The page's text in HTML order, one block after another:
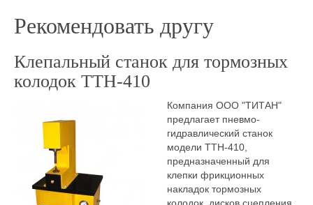
Рекомендовать другу
Клепальный станок для тормозных
колодок ТТН-410
Компания ООО "ТИТАН"
предлагает пневмо-
гидравлический станок
модели ТТН-410,
предназначенный для
клепки фрикционных
накладок тормозных